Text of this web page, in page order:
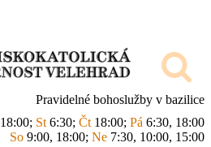
Pravidelné bohoslužby v bazilice
18:00; St 6:30; Čt 18:00; Pá 6:30, 18:00
So 9:00, 18:00; Ne 7:30, 10:00, 15:00